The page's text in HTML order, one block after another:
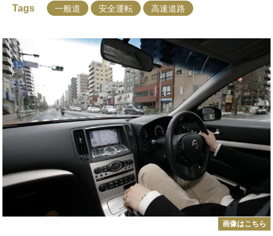
Tags 一般道 安全運転 高速道路
画像はこちら